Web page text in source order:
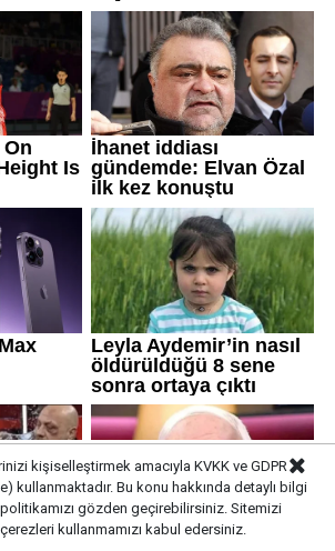
kişiselleştirmek amacıyla KVKK ve GDPR
kullanmaktadır. Bu konu hakkında detaylı bilgi
gözden geçirebilirsiniz. Sitemizi
kullanmamızı kabul edersiniz.